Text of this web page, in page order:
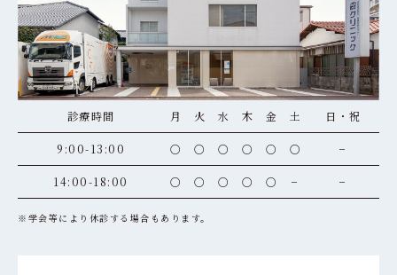
診療時間 月 火 水 木 金 土 日・祝
9:00-13:00 ○ ○ ○ ○ ○ ○ −
14:00-18:00 ○ ○ ○ ○ ○ − −
※学会等により休診する場合もあります。